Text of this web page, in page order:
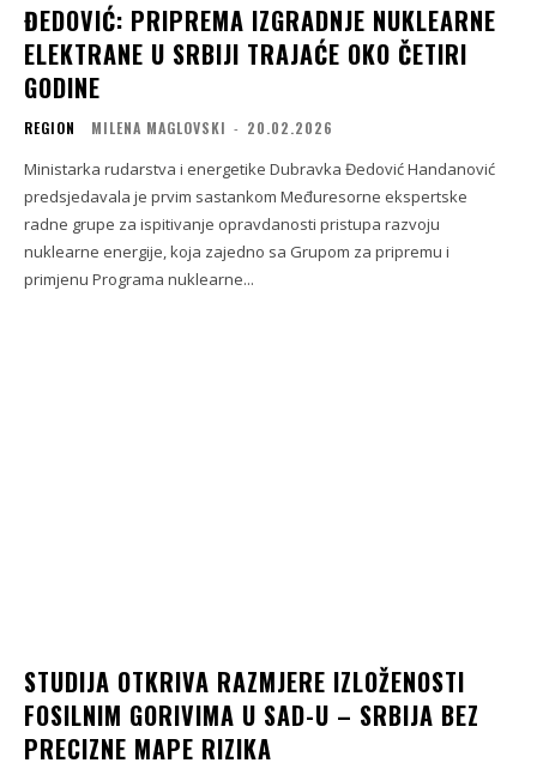
ĐEDOVIĆ: PRIPREMA IZGRADNJE NUKLEARNE
ELEKTRANE U SRBIJI TRAJAĆE OKO ČETIRI
GODINE
REGION MILENA MAGLOVSKI - 20.02.2026
Ministarka rudarstva i energetike Dubravka Đedović Handanović
predsjedavala je prvim sastankom Međuresorne ekspertske
radne grupe za ispitivanje opravdanosti pristupa razvoju
nuklearne energije, koja zajedno sa Grupom za pripremu i
primjenu Programa nuklearne...
STUDIJA OTKRIVA RAZMJERE IZLOŽENOSTI
FOSILNIM GORIVIMA U SAD-U – SRBIJA BEZ
PRECIZNE MAPE RIZIKA